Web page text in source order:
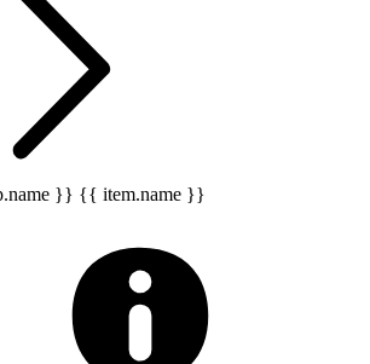
}} {{ item.name }}